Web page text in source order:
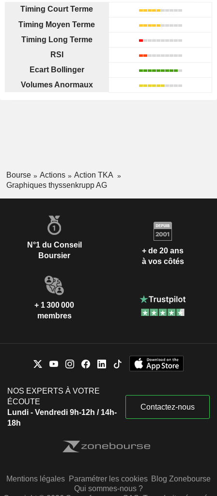
Timing Court Terme
Timing Moyen Terme
Timing Long Terme
RSI
Ecart Bollinger
Volumes Anormaux
Bourse Actions
Action TKA
Graphiques thyssenkrupp AG
N°1 du Conseil
Boursier
+ de 20 ans
à vos côtés
+ 1 300 000
membres
NOS EXPERTS À VOTRE
ÉCOUTE
Lundi - Vendredi 9h-12h / 14h-
18h
Contactez-nous
Mentions légales Paramétrer les cookies Blog Zonebourse
Qui sommes-nous ?